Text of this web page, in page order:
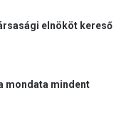
elnököt kereső
mondata mindent